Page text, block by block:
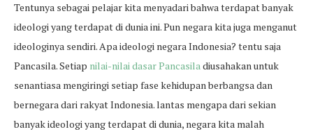
Tentunya sebagai pelajar kita menyadari bahwa terdapat banyak
ideologi yang terdapat di dunia ini. Pun negara kita juga menganut
ideologinya sendiri. Apa ideologi negara Indonesia? tentu saja
Pancasila. Setiap nilai-nilai dasar Pancasiladiusahakan untuk
senantiasa mengiringi setiap fase kehidupan berbangsa dan
bernegara dari rakyat Indonesia. lantas mengapa dari sekian
banyak ideologi yang terdapat di dunia, negara kita malah